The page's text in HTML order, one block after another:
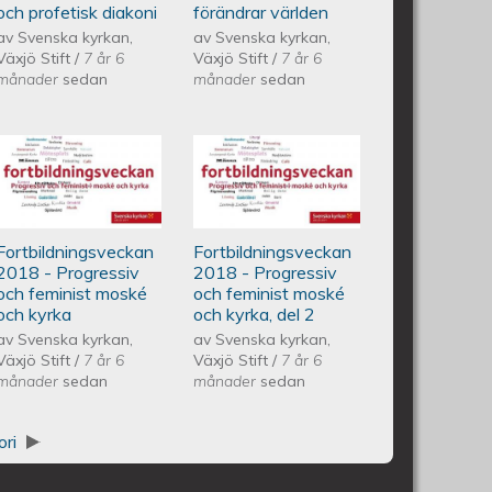
profetisk diakoni
Svenska kyrkan,
Stift / 7 år 6
sedan
förändrar världen
av Svenska kyrkan,
Växjö Stift/ 7 år 6
månader sedan
2018 - Uppdraget att vara
Fortbildningsveckan 2018 -
Progressiv och feminist moské
kyrka
- Progressiv
feminist moské
kyrka
Svenska kyrkan,
Stift / 7 år 6
sedan
Fortbildningsveckan
2018 - Progressiv
och feminist moské
och kyrka, del 2
Fortbildningsveckan
2018 - Progressiv
och feminist moské
och kyrka, del 2
av Svenska kyrkan,
Växjö Stift/ 7 år 6
månader sedan